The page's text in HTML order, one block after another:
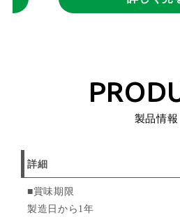
製品情報
詳細
■賞味期限
製造日から1年